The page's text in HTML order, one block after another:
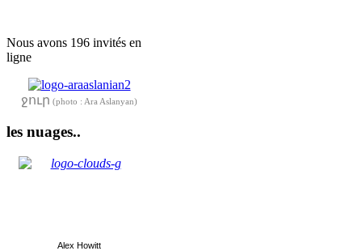
Nous avons 196 invités en
ligne
ջուր (photo : Ara Aslanyan)
les nuages..
Alex Howitt